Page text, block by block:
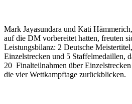
Mark Jayasundara und Kati
auf die DM vorbereitet hatten, freuten
Leistungsbilanz: 2 Deutsche
Einzelstrecken und 5 Staffelmedaillen,
20 Finalteilnahmen über
die vier Wettkampftage zurückblicken.